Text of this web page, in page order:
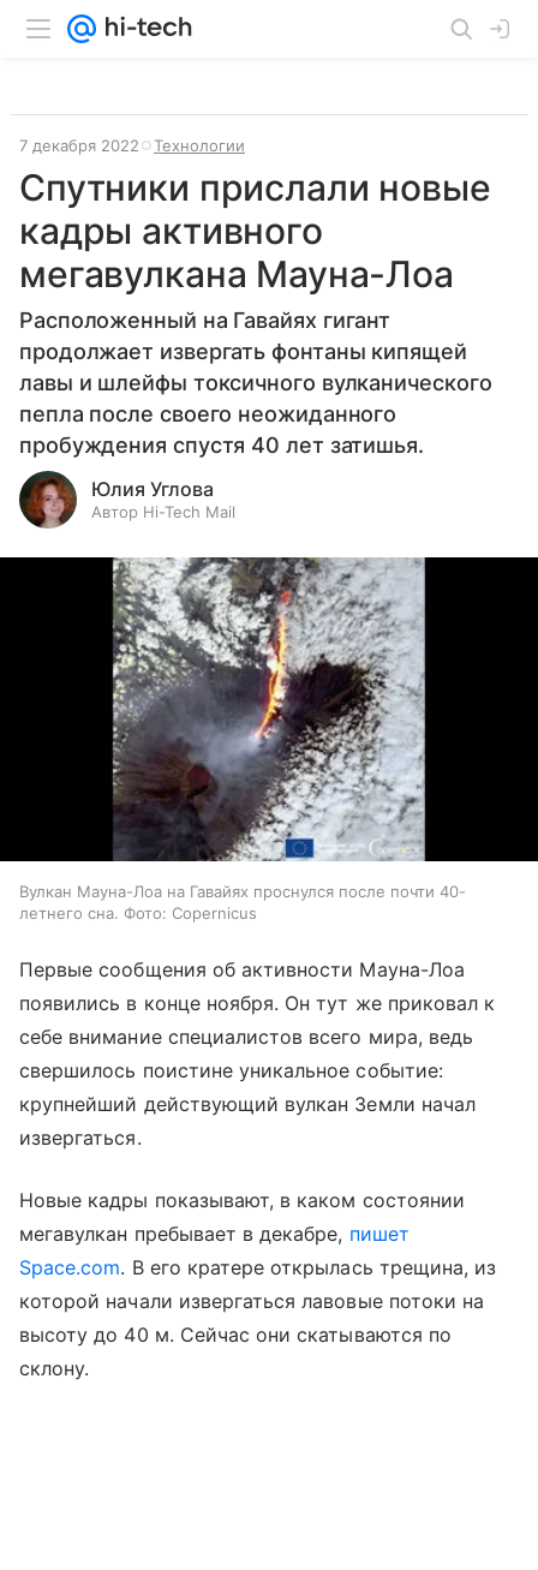
7 декабря 2022 Технологии
Спутники прислали новые
кадры активного
мегавулкана Мауна-Лоа
Расположенный на Гавайях гигант
продолжает извергать фонтаны кипящей
лавы и шлейфы токсичного вулканического
пепла после своего неожиданного
пробуждения спустя 40 лет затишья.
Юлия Углова
Автор Hi-Tech Mail
Вулкан Мауна-Лоа на Гавайях проснулся после почти 40-
летнего сна. Фото: Copernicus
Первые сообщения об активности Мауна-Лоа
появились в конце ноября. Он тут же приковал к
себе внимание специалистов всего мира, ведь
свершилось поистине уникальное событие:
крупнейший действующий вулкан Земли начал
извергаться.
Новые кадры показывают, в каком состоянии
мегавулкан пребывает в декабре, пишет
Space.com. В его кратере открылась трещина, из
которой начали извергаться лавовые потоки на
высоту до 40 м. Сейчас они скатываются по
склону.